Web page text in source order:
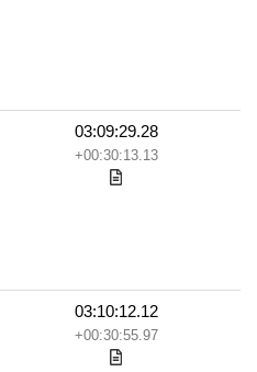
03:09:29.28
+00:30:13.13
03:10:12.12
+00:30:55.97